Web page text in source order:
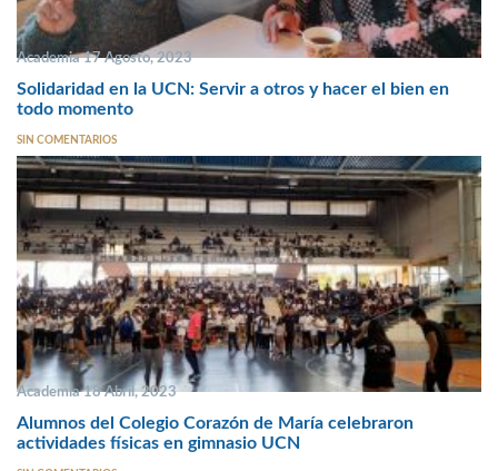
Academia 17 Agosto, 2023
Solidaridad en la UCN: Servir a otros y hacer el bien en
todo momento
SIN COMENTARIOS
Academia 18 Abril, 2023
Alumnos del Colegio Corazón de María celebraron
actividades físicas en gimnasio UCN